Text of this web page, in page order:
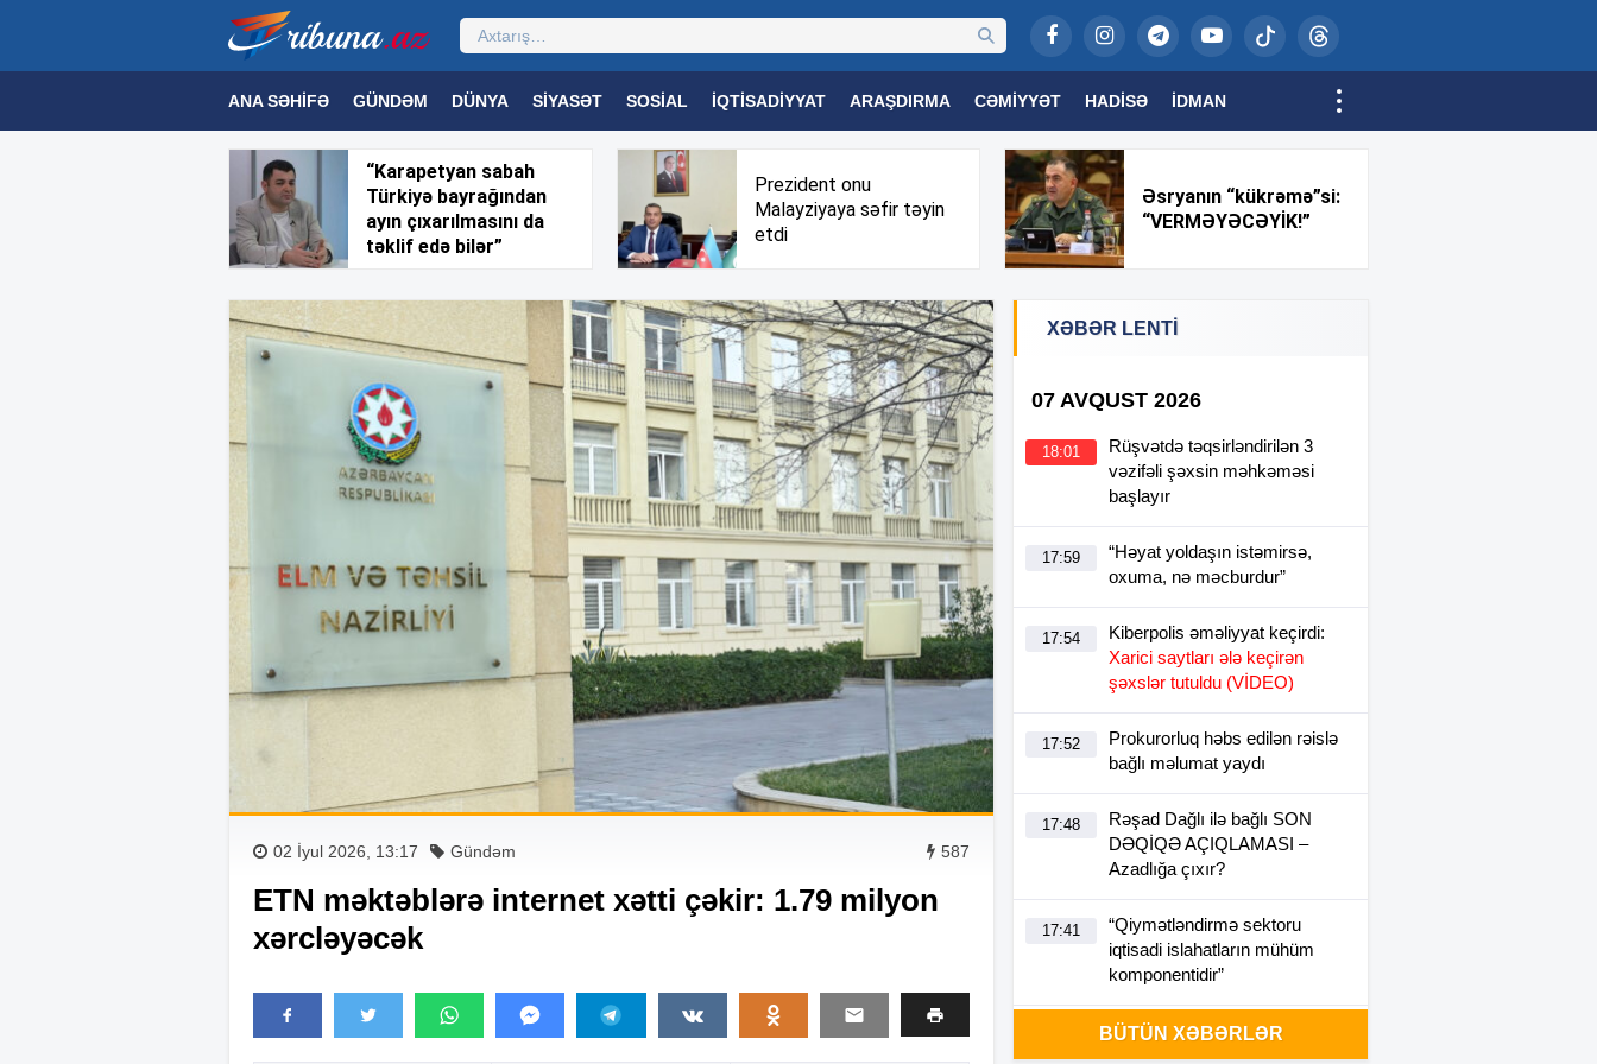
ANA SƏHIFƏ GÜNDƏM DÜNYA SIYASƏT SOSIAL İQTISADIYYAT ARAŞDIRMA CƏMIYYƏT HADISƏ İDMAN
MƏDƏNIYYƏT MAQAZIN TEXNOLOGIYA TƏHSIL TRIBUNA TV
“Karapetyan sabah
Türkiyə bayrağından
ayın çıxarılmasını da
təklif edə bilər”
Prezident onu
Malayziyaya səfir təyin
etdi
Əsryanın “kükrəmə”si:
“VERMƏYƏCƏYİK!”
02 İyul 2026, 13:17 Gündəm 587
ETN məktəblərə internet xətti çəkir: 1.79 milyon
xərcləyəcək
XƏBƏR LENTİ
07 AVQUST 2026
18:01
Rüşvətdə təqsirləndirilən 3
vəzifəli şəxsin məhkəməsi
başlayır
17:59
“Həyat yoldaşın istəmirsə,
oxuma, nə məcburdur”
17:54
Kiberpolis əməliyyat keçirdi:
Xarici saytları ələ keçirən
şəxslər tutuldu (VİDEO)
17:52
Prokurorluq həbs edilən rəislə
bağlı məlumat yaydı
17:48
Rəşad Dağlı ilə bağlı SON
DƏQİQƏ AÇIQLAMASI –
Azadlığa çıxır?
17:41
“Qiymətləndirmə sektoru
iqtisadi islahatların mühüm
komponentidir”
Metrodakı təmirin kirayə
bazarına təsiri –Hansı
BÜTÜN XƏBƏRLƏR